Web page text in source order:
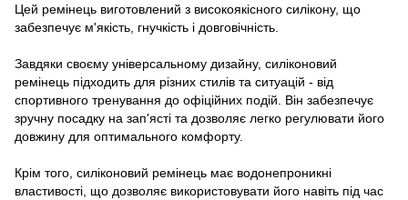
Цей ремінець виготовлений з високоякісного силікону, що
забезпечує м'якість, гнучкість і довговічність.
Завдяки своєму універсальному дизайну, силіконовий
ремінець підходить для різних стилів та ситуацій - від
спортивного тренування до офіційних подій. Він забезпечує
зручну посадку на зап'ясті та дозволяє легко регулювати його
довжину для оптимального комфорту.
Крім того, силіконовий ремінець має водонепроникні
властивості, що дозволяє використовувати його навіть під час